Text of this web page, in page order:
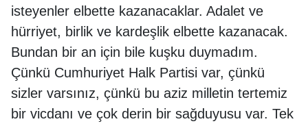
isteyenler elbette kazanacaklar. Adalet ve
hürriyet, birlik ve kardeşlik elbette kazanacak.
Bundan bir an için bile kuşku duymadım.
Çünkü Cumhuriyet Halk Partisi var, çünkü
sizler varsınız, çünkü bu aziz milletin tertemiz
bir vicdanı ve çok derin bir sağduyusu var. Tek